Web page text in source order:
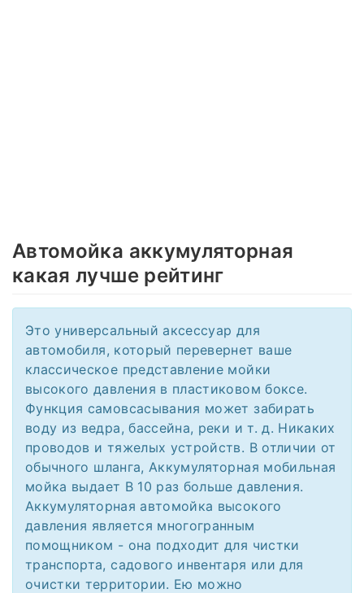
Автомойка аккумуляторная
какая лучше рейтинг
Это универсальный аксессуар для
автомобиля, который перевернет ваше
классическое представление мойки
высокого давления в пластиковом боксе.
Функция самовсасывания может забирать
воду из ведра, бассейна, реки и т. д. Никаких
проводов и тяжелых устройств. В отличии от
обычного шланга, Аккумуляторная мобильная
мойка выдает В 10 раз больше давления.
Аккумуляторная автомойка высокого
давления является многогранным
помощником - она подходит для чистки
транспорта, садового инвентаря или для
очистки территории. Ею можно